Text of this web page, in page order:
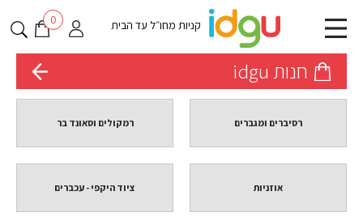
קניות מחו״ל עד הבית 0
חנות idgu
רסיברים ומגברים רמקולים וסאונד בר
אוזניות ציוד היקפי - עכברים